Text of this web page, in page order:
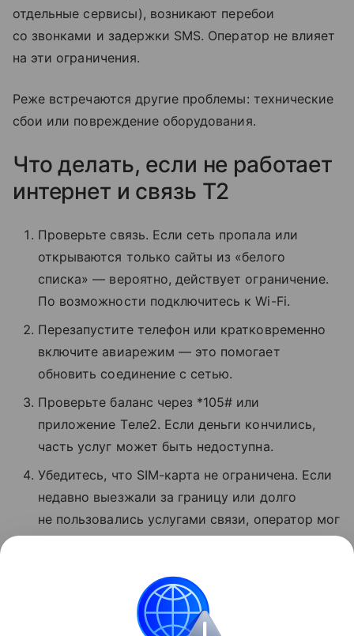
отдельные сервисы), возникают перебои
со звонками и задержки SMS. Оператор не влияет
на эти ограничения.
Реже встречаются другие проблемы: технические
сбои или повреждение оборудования.
Что делать, если не работает
интернет и связь T2
Проверьте связь. Если сеть пропала или
открываются только сайты из «белого
списка» — вероятно, действует ограничение.
По возможности подключитесь к Wi-Fi.
Перезапустите телефон или кратковременно
включите авиарежим — это помогает
обновить соединение с сетью.
Проверьте баланс через *105# или
приложение Tеле2. Если деньги кончились,
часть услуг может быть недоступна.
Убедитесь, что SIM-карта не ограничена. Если
недавно выезжали за границу или долго
не пользовались услугами связи, оператор мог
временно заблокировать звонки и интернет.
в поддержку по номеру 611 с мобильного T2.